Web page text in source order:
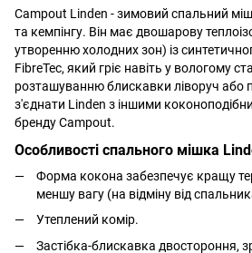
Campout Linden - зимовий спальний
та кемпінгу. Він має двошарову
утворенню холодних зон) із
FibreTec, який гріє навіть у вологому
розташуванню блискавки ліворуч або
з'єднати Linden з іншими
бренду Campout.
Особливості спального мішка
Форма кокона забезпечує кращу
меншу вагу (на відміну від
Утеплений комір.
Застібка-блискавка двостороння,